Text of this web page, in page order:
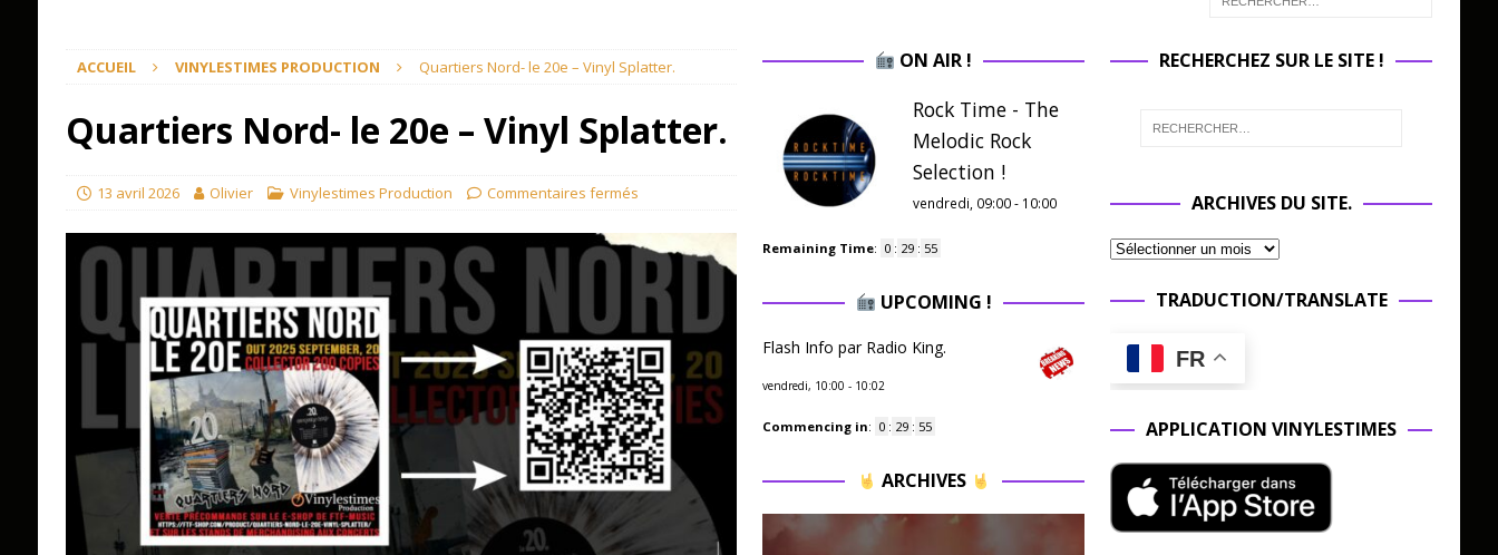
ACCUEIL VINYLESTIMES PRODUCTION Quartiers Nord- le 20e – Vinyl Splatter.
Quartiers Nord- le 20e – Vinyl Splatter.
13 avril 2026 Olivier Vinylestimes Production Commentaires fermés
ON AIR !
Rock Time - The
Melodic Rock
Selection !
vendredi, 09:00 - 10:00
Remaining Time: 0 : 29 : 54
UPCOMING !
Flash Info par Radio King.
vendredi, 10:00 - 10:02
Commencing in: 0 : 29 : 54
ARCHIVES
RECHERCHEZ SUR LE SITE !
ARCHIVES DU SITE.
TRADUCTION/TRANSLATE
FR
APPLICATION VINYLESTIMES